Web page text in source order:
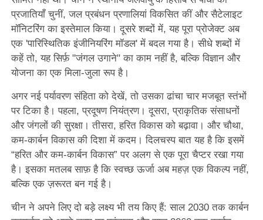
प्रजातियाँ चुनीं, जल प्रबंधन प्रणालियां विकसित कीं और सैटेलाइट
मॉनिटरिंग का इस्तेमाल किया। दूसरे शब्दों में, यह पूरा प्रोजेक्ट अब
एक 'पारिस्थितिक इंजीनियरिंग मॉडल' में बदल गया है। सीधे शब्दों में
कहें तो, यह सिर्फ़ "जंगल उगाने" का काम नहीं है, बल्कि विज्ञान और
योजना का एक मिला-जुला रूप है।
अगर नई पर्यावरण संहिता को देखें, तो उसका ढांचा चार मजबूत स्तंभों
पर टिका है। पहला, प्रदूषण नियंत्रण। दूसरा, प्राकृतिक संसाधनों
और जंगलों की सुरक्षा। तीसरा, हरित विकास को बढ़ावा। और चौथा,
कम-कार्बन विकास की दिशा में कदम। दिलचस्प बात यह है कि इसमें
“हरित और कम-कार्बन विकास” पर अलग से एक पूरा चैप्टर रखा गया
है। इसका मतलब साफ़ है कि स्वच्छ ऊर्जा अब महज़ एक विकल्प नहीं,
बल्कि एक ज़रूरत बन गई है।
चीन ने अपने लिए दो बड़े लक्ष्य भी तय किए हैं: साल 2030 तक कार्बन